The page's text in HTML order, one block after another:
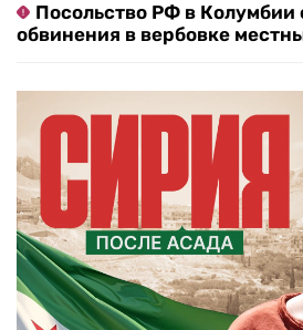
Посольство РФ в Колумбии
обвинения в вербовке